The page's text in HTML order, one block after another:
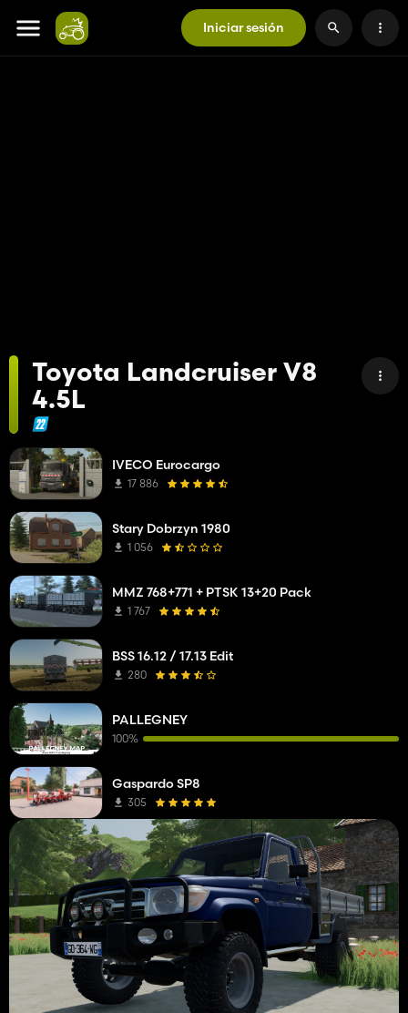
Iniciar sesión
Toyota Landcruiser V8
4.5L
IVECO Eurocargo
17 886
Stary Dobrzyn 1980
1 056
MMZ 768+771 + PTSK 13+20 Pack
1 767
BSS 16.12 / 17.13 Edit
280
PALLEGNEY
100%
Gaspardo SP8
305